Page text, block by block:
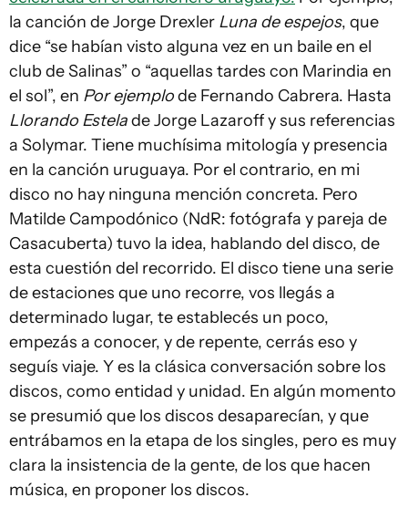
la canción de Jorge Drexler Luna de espejos, que
dice “se habían visto alguna vez en un baile en el
club de Salinas” o “aquellas tardes con Marindia en
el sol”, en Por ejemplode Fernando Cabrera. Hasta
Llorando Estelade Jorge Lazaroff y sus referencias
a Solymar. Tiene muchísima mitología y presencia
en la canción uruguaya. Por el contrario, en mi
disco no hay ninguna mención concreta. Pero
Matilde Campodónico (NdR: fotógrafa y pareja de
Casacuberta) tuvo la idea, hablando del disco, de
esta cuestión del recorrido. El disco tiene una serie
de estaciones que uno recorre, vos llegás a
determinado lugar, te establecés un poco,
empezás a conocer, y de repente, cerrás eso y
seguís viaje. Y es la clásica conversación sobre los
discos, como entidad y unidad. En algún momento
se presumió que los discos desaparecían, y que
entrábamos en la etapa de los singles, pero es muy
clara la insistencia de la gente, de los que hacen
música, en proponer los discos.